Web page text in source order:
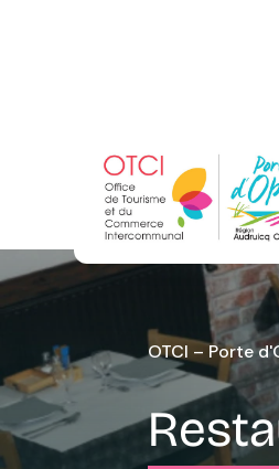
OTCI – Porte